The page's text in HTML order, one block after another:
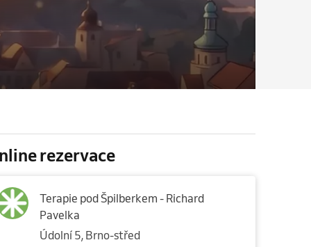
rezervace
Terapie pod Špilberkem - Richard
Pavelka
Údolní 5, Brno-střed